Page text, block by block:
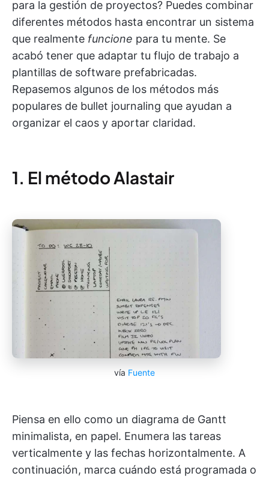
para la gestión de proyectos? Puedes combinar
diferentes métodos hasta encontrar un sistema
que realmente funcione para tu mente. Se
acabó tener que adaptar tu flujo de trabajo a
plantillas de software prefabricadas.
Repasemos algunos de los métodos más
populares de bullet journaling que ayudan a
organizar el caos y aportar claridad.
1. El método Alastair
vía Fuente
Piensa en ello como un diagrama de Gantt
minimalista, en papel. Enumera las tareas
verticalmente y las fechas horizontalmente. A
continuación, marca cuándo está programada o